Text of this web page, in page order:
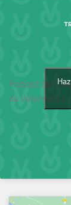
Podcast del
de Veterinarios